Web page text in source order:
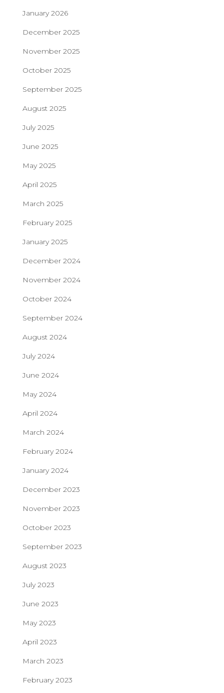
January 2026
December 2025
November 2025
October 2025
September 2025
August 2025
July 2025
June 2025
May 2025
April 2025
March 2025
February 2025
January 2025
December 2024
November 2024
October 2024
September 2024
August 2024
July 2024
June 2024
May 2024
April 2024
March 2024
February 2024
January 2024
December 2023
November 2023
October 2023
September 2023
August 2023
July 2023
June 2023
May 2023
April 2023
March 2023
February 2023